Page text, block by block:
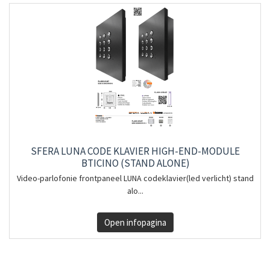
SFERA LUNA CODE KLAVIER HIGH-END-MODULE
BTICINO (STAND ALONE)
Video-parlofonie frontpaneel LUNA codeklavier(led verlicht) stand
alo...
Open infopagina